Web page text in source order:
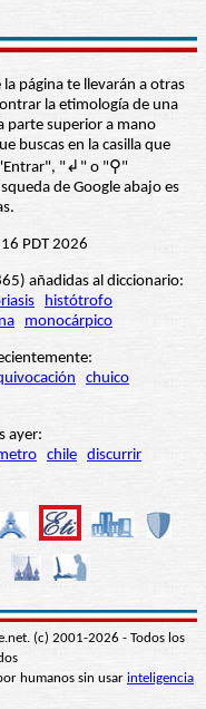
página te llevarán a otras
la etimología de una
parte superior a mano
buscas en la casilla que
"Entrar", "↲" o "⚲"
de Google abajo es
PDT 2026
añadidas al diccionario:
histótrofo
monocárpico
chuico
ayer:
chile discurrir
(c) 2001-2026 - Todos los
humanos sin usar inteligencia